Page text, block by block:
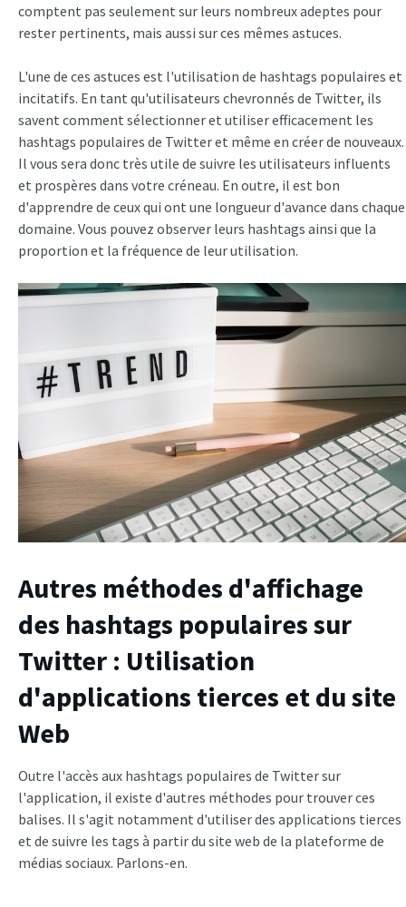
comptent pas seulement sur leurs nombreux adeptes pour
rester pertinents, mais aussi sur ces mêmes astuces.
L'une de ces astuces est l'utilisation de hashtags populaires et
incitatifs. En tant qu'utilisateurs chevronnés de Twitter, ils
savent comment sélectionner et utiliser efficacement les
hashtags populaires de Twitter et même en créer de nouveaux.
Il vous sera donc très utile de suivre les utilisateurs influents
et prospères dans votre créneau. En outre, il est bon
d'apprendre de ceux qui ont une longueur d'avance dans chaque
domaine. Vous pouvez observer leurs hashtags ainsi que la
proportion et la fréquence de leur utilisation.
Autres méthodes d'affichage
des hashtags populaires sur
Twitter : Utilisation
d'applications tierces et du site
Web
Outre l'accès aux hashtags populaires de Twitter sur
l'application, il existe d'autres méthodes pour trouver ces
balises. Il s'agit notamment d'utiliser des applications tierces
et de suivre les tags à partir du site web de la plateforme de
médias sociaux. Parlons-en.